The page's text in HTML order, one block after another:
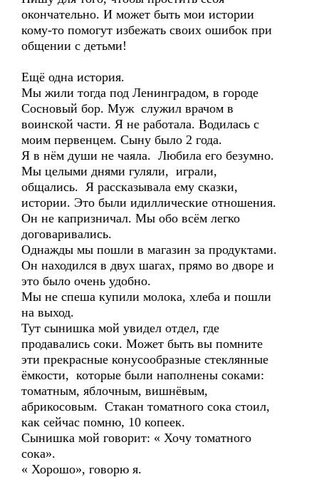
окончательно. И может быть мои истории
кому-то помогут избежать своих ошибок при
общении с детьми!
Ещё одна история.
Мы жили тогда под Ленинградом, в городе
Сосновый бор. Муж служил врачом в
воинской части. Я не работала. Водилась с
моим первенцем. Сыну было 2 года.
Я в нём души не чаяла. Любила его безумно.
Мы целыми днями гуляли, играли,
общались. Я рассказывала ему сказки,
истории. Это были идиллические отношения.
Он не капризничал. Мы обо всём легко
договаривались.
Однажды мы пошли в магазин за продуктами.
Он находился в двух шагах, прямо во дворе и
это было очень удобно.
Мы не спеша купили молока, хлеба и пошли
на выход.
Тут сынишка мой увидел отдел, где
продавались соки. Может быть вы помните
эти прекрасные конусообразные стеклянные
ёмкости, которые были наполнены соками:
томатным, яблочным, вишнёвым,
абрикосовым. Стакан томатного сока стоил,
как сейчас помню, 10 копеек.
Сынишка мой говорит: « Хочу томатного
сока».
« Хорошо», говорю я.